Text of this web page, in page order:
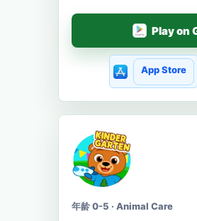
Play on
App Store
年龄 0-5 · Animal Care